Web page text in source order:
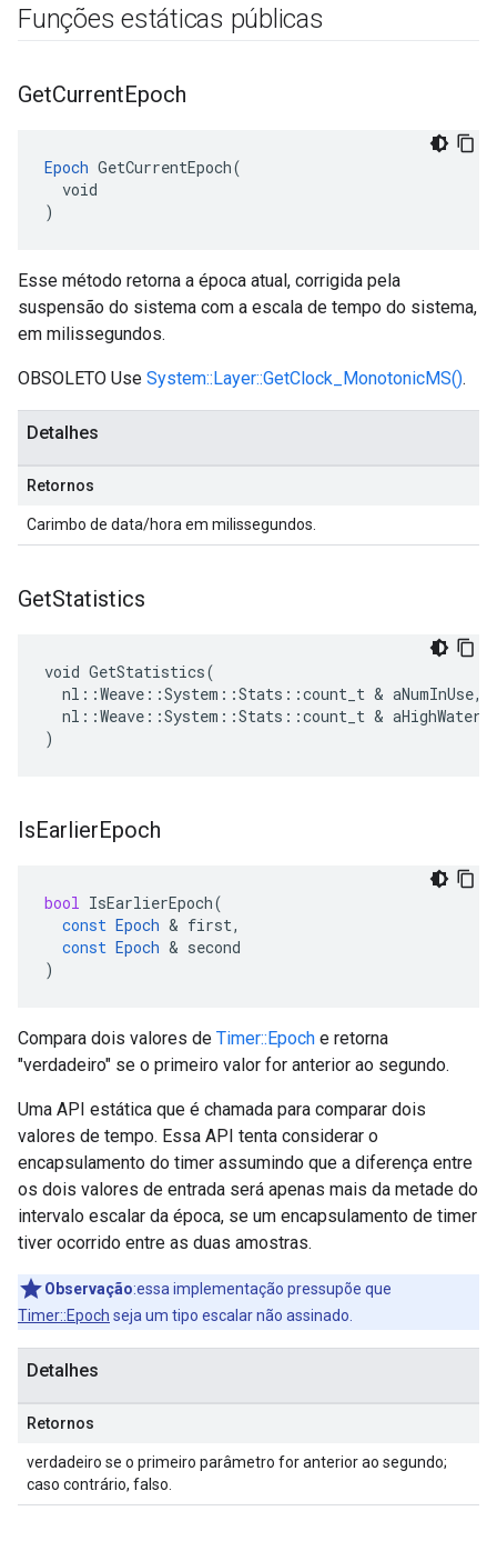
Funções estáticas públicas
GetCurrentEpoch
Epoch GetCurrentEpoch(
  void
)
Esse método retorna a época atual, corrigida pela
suspensão do sistema com a escala de tempo do sistema,
em milissegundos.
OBSOLETO Use System::Layer::GetClock_MonotonicMS().
Detalhes
Retornos
Carimbo de data/hora em milissegundos.
GetStatistics
void GetStatistics(
  nl::Weave::System::Stats::count_t & aNumInUse,
nl::Weave::System::Stats::count_t &
)
IsEarlierEpoch
bool IsEarlierEpoch(
const Epoch & first,
const Epoch & second
)
Compara dois valores de Timer::Epoch e retorna
"verdadeiro" se o primeiro valor for anterior ao segundo.
Uma API estática que é chamada para comparar dois
valores de tempo. Essa API tenta considerar o
encapsulamento do timer assumindo que a diferença entre
os dois valores de entrada será apenas mais da metade do
intervalo escalar da época, se um encapsulamento de timer
tiver ocorrido entre as duas amostras.
Observação:essa implementação pressupõe que
Timer::Epoch seja um tipo escalar não assinado.
Detalhes
Retornos
verdadeiro se o primeiro parâmetro for anterior ao segundo;
caso contrário, falso.